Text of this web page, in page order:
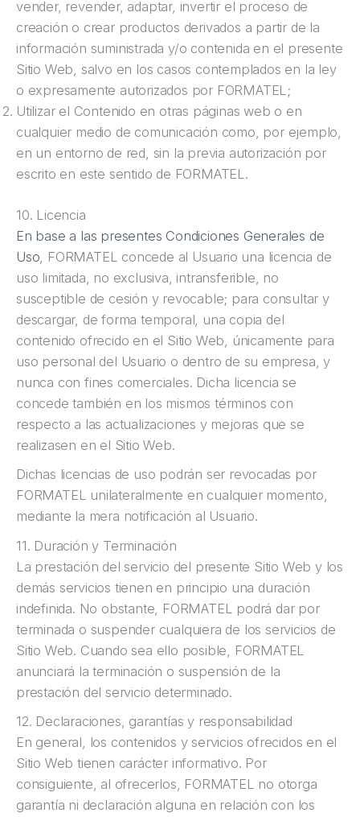
vender, revender, adaptar, invertir el proceso de
creación o crear productos derivados a partir de la
información suministrada y/o contenida en el presente
Sitio Web, salvo en los casos contemplados en la ley
o expresamente autorizados por FORMATEL;
Utilizar el Contenido en otras páginas web o en
cualquier medio de comunicación como, por ejemplo,
en un entorno de red, sin la previa autorización por
escrito en este sentido de FORMATEL.
10. Licencia
En base a las presentes Condiciones Generales de
Uso , FORMATEL concede al Usuario una licencia de
uso limitada, no exclusiva, intransferible, no
susceptible de cesión y revocable; para consultar y
descargar, de forma temporal, una copia del
contenido ofrecido en el Sitio Web, únicamente para
uso personal del Usuario o dentro de su empresa, y
nunca con fines comerciales. Dicha licencia se
concede también en los mismos términos con
respecto a las actualizaciones y mejoras que se
realizasen en el Sitio Web.
Dichas licencias de uso podrán ser revocadas por
FORMATEL unilateralmente en cualquier momento,
mediante la mera notificación al Usuario.
11. Duración y Terminación
La prestación del servicio del presente Sitio Web y los
demás servicios tienen en principio una duración
indefinida. No obstante, FORMATEL podrá dar por
terminada o suspender cualquiera de los servicios de
Sitio Web. Cuando sea ello posible, FORMATEL
anunciará la terminación o suspensión de la
prestación del servicio determinado.
12. Declaraciones, garantías y responsabilidad
En general, los contenidos y servicios ofrecidos en el
Sitio Web tienen carácter informativo. Por
consiguiente, al ofrecerlos, FORMATEL no otorga
garantía ni declaración alguna en relación con los